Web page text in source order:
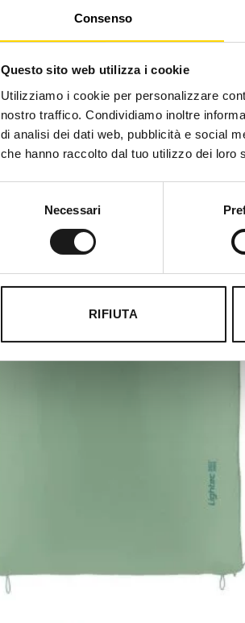
Consenso
Questo sito web utilizza i cookie
Utilizziamo i cookie per personalizzare
nostro traffico. Condividiamo inoltre
di analisi dei dati web, pubblicità e social
che hanno raccolto dal tuo utilizzo dei loro
Necessari
RIFIUTA